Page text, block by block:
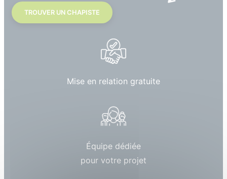
TROUVER UN CHAPISTE
Mise en relation gratuite
Équipe dédiée
pour votre projet